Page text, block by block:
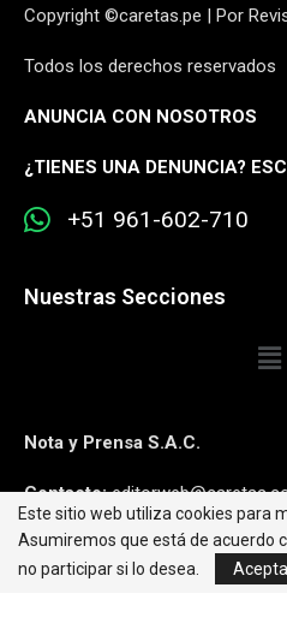
Copyright ©caretas.pe | Por
Todos los derechos reservados
ANUNCIA CON NOSOTROS
¿TIENES UNA DENUNCIA?
+51 961-602-710
Nuestras Secciones
Nota y Prensa S.A.C.
Contacto:
Síguenos:
Este sitio web utiliza cookies para
Asumiremos que está de acuerdo
no participar si lo desea.